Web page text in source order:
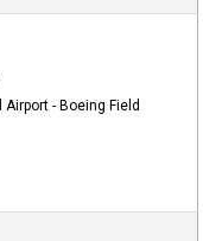
- Boeing Field